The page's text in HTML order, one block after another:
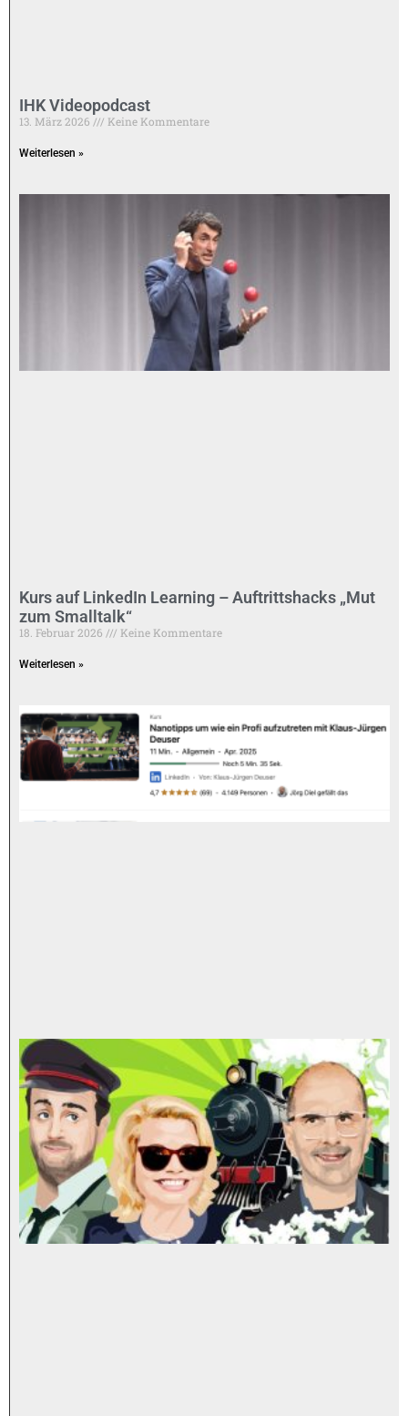
IHK Videopodcast
13. März 2026 Keine Kommentare
Weiterlesen »
Kurs auf LinkedIn Learning – Auftrittshacks „Mut
zum Smalltalk“
18. Februar 2026 Keine Kommentare
Weiterlesen »